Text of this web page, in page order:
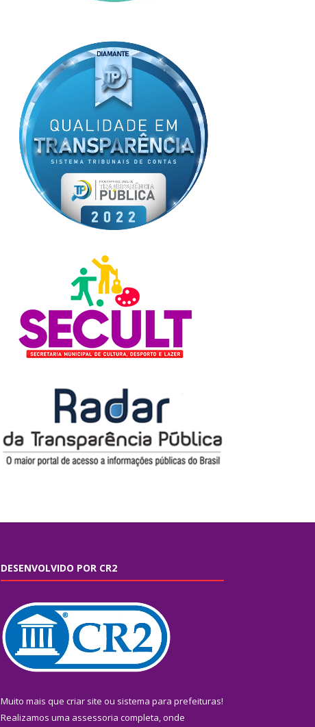
DESENVOLVIDO POR CR2
Muito mais que criar site ou sistema para prefeituras!
Realizamos uma assessoria completa, onde